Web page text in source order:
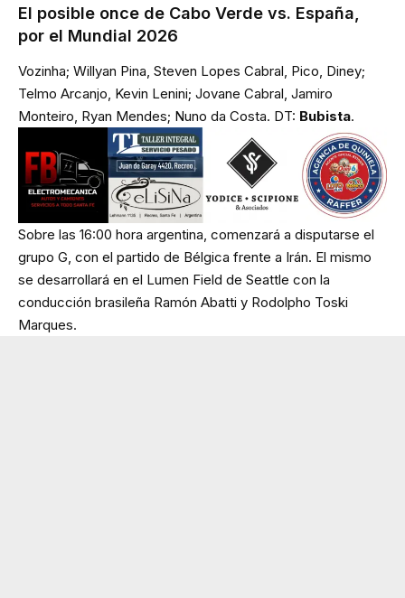
El posible once de Cabo Verde vs. España,
por el Mundial 2026
Vozinha; Willyan Pina, Steven Lopes Cabral, Pico, Diney;
Telmo Arcanjo, Kevin Lenini; Jovane Cabral, Jamiro
Monteiro, Ryan Mendes; Nuno da Costa. DT: Bubista.
Sobre las 16:00 hora argentina, comenzará a disputarse el
grupo G, con el partido de Bélgica frente a Irán. El mismo
se desarrollará en el Lumen Field de Seattle con la
conducción brasileña Ramón Abatti y Rodolpho Toski
Marques.